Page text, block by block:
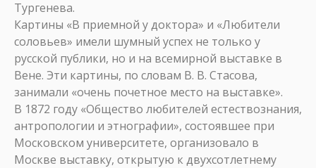
Тургенева.
Картины «В приемной у доктора» и «Любители
соловьев» имели шумный успех не только у
русской публики, но и на всемирной выставке в
Вене. Эти картины, по словам В. В. Стасова,
занимали «очень почетное место на выставке».
В 1872 году «Общество любителей естествознания,
антропологии и этнографии», состоявшее при
Московском университете, организовало в
Москве выставку, открытую к двухсотлетнему